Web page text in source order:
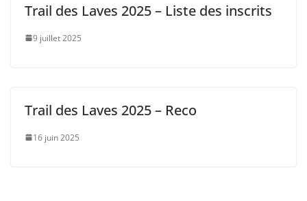
Trail des Laves 2025 – Liste des inscrits
9 juillet 2025
Trail des Laves 2025 – Reco
16 juin 2025